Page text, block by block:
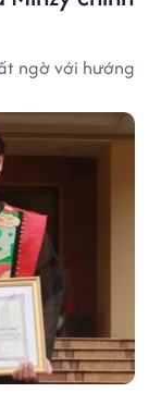
ngờ với hướng